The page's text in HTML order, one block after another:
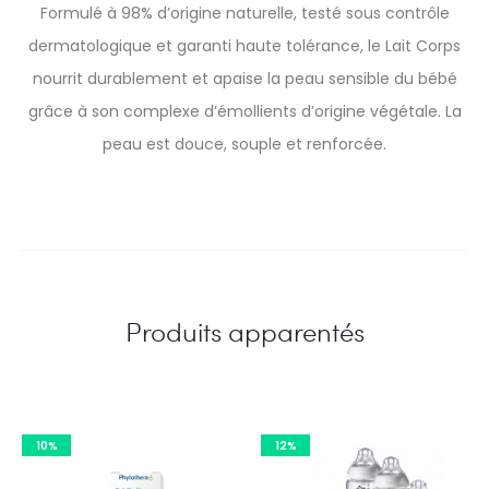
Formulé à 98% d’origine naturelle, testé sous contrôle
dermatologique et garanti haute tolérance, le Lait Corps
nourrit durablement et apaise la peau sensible du bébé
grâce à son complexe d’émollients d’origine végétale. La
peau est douce, souple et renforcée.
Produits apparentés
10% 12%